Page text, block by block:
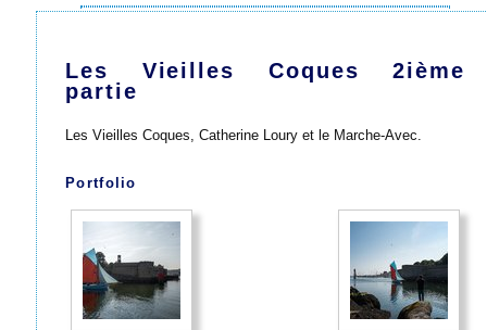
Les Vieilles Coques 2ième
partie
Les Vieilles Coques, Catherine Loury et le Marche-Avec.
Portfolio